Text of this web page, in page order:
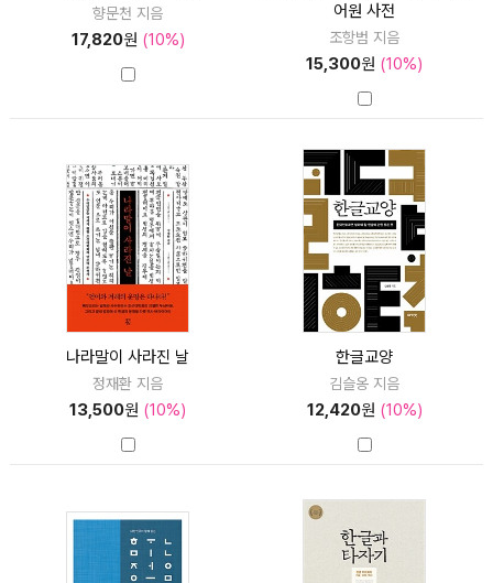
향문천 지음
17,820원 (10%)
어원 사전
조항범 지음
15,300원 (10%)
나라말이 사라진 날
정재환 지음
13,500원 (10%)
한글교양
김슬옹 지음
12,420원 (10%)